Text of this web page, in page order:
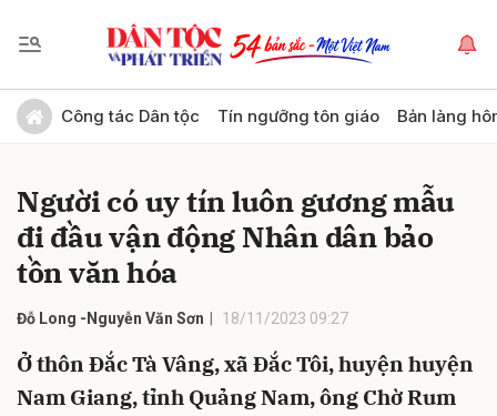
Công tác Dân tộc Tín ngưỡng tôn giáo Bản làng
Người có uy tín luôn gương mẫu
đi đầu vận động Nhân dân bảo
tồn văn hóa
Đỗ Long -Nguyễn Văn Sơn 18/11/2023 09:27
Ở thôn Đắc Tà Vâng, xã Đắc Tôi, huyện huyện
Nam Giang, tỉnh Quảng Nam, ông Chờ Rum
Gửi bình luận